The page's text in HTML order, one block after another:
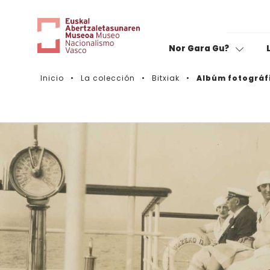
Nor Gara Gu?
Caravana de mujeres
Inicio La colección Bitxiak Albúm